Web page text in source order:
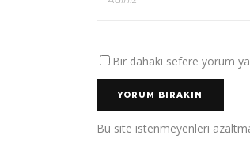
Bir dahaki sefere yorum
Bu site istenmeyenleri